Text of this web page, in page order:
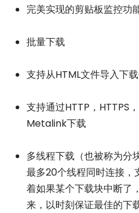
完美实现的剪贴板监控功
批量下载
支持从HTML文件导入下
支持通过HTTP，HTTPS
Metalink下载
多线程下载（也被称为分
最多20个线程同时连接，
着如果某个下载块中断了
来，以时刻保证最佳的下